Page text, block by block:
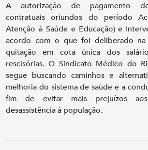
A autorização de pagamento
contratuais oriundos do período
Atenção à Saúde e Educação) e
acordo com o que foi deliberado na
quitação em cota única dos
rescisórias. O Sindicato Médico do
segue buscando caminhos e
melhoria do sistema de saúde e a
fim de evitar mais prejuízos
desassistência à população.